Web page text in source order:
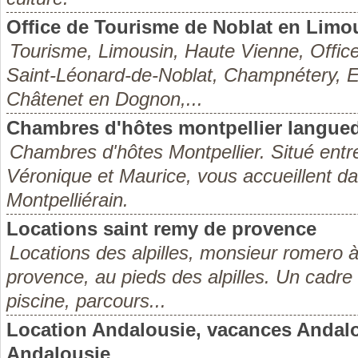
Office de Tourisme de Noblat en
Tourisme, Limousin, Haute Vienne,
Saint-Léonard-de-Noblat, Champnétery,
Châtenet en Dognon,...
Chambres d'hôtes montpellier
Chambres d'hôtes Montpellier. Situé
Véronique et Maurice, vous accueillent
Montpelliérain.
Locations saint remy de provence
Locations des alpilles, monsieur romero
provence, au pieds des alpilles. Un
piscine, parcours...
Location Andalousie, vacances
Andalousie